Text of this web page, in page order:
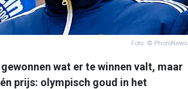
Foto: © PhotoNews
wat er te winnen valt, maar
prijs: olympisch goud in het